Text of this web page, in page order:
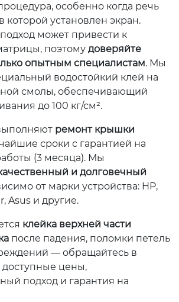
особенно когда речь
которой установлен экран.
может привести к
поэтому доверяйте
опытным специалистам. Мы
водостойкий клей на
смолы, обеспечивающий
до 100 кг/см².
ремонт крышки
сроки с гарантией на
(3 месяца). Мы
и долговечный
от марки устройства: HP,
Asus и другие.
клейка верхней части
после падения, поломки петель
— обращайтесь в
доступные цены,
подход и гарантия на